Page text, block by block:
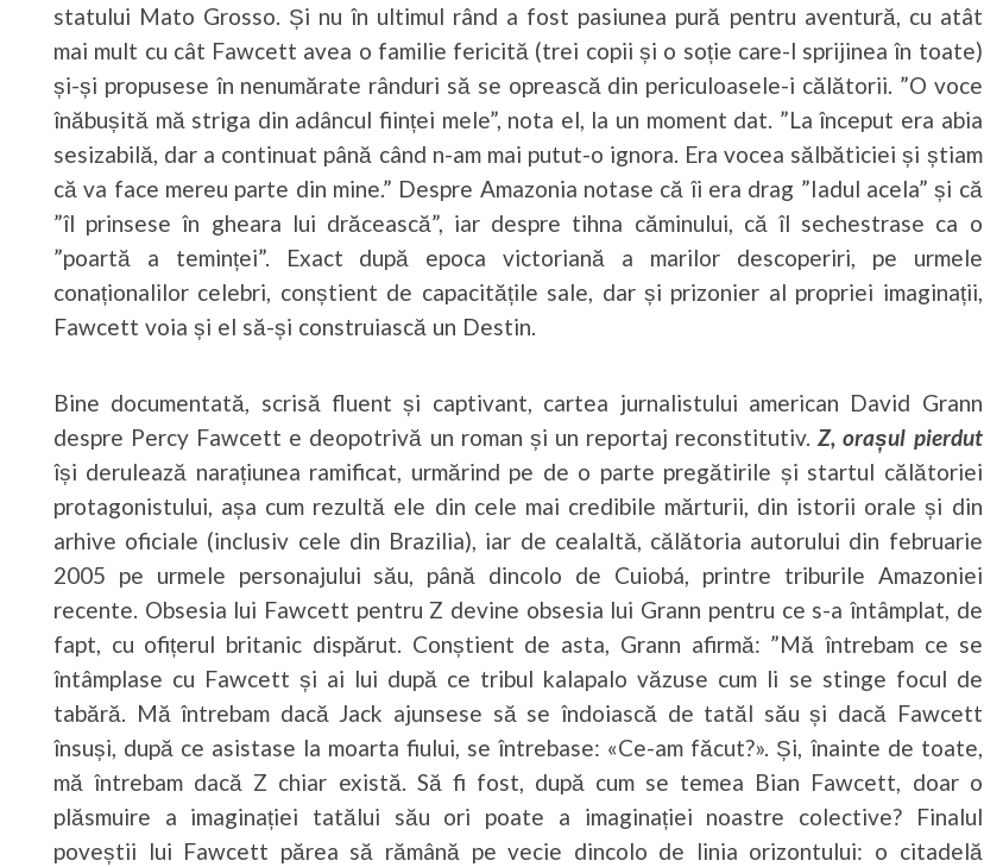
statului Mato Grosso. Și nu în ultimul rând a fost pasiunea pură pentru aventură, cu atât
mai mult cu cât Fawcett avea o familie fericită (trei copii și o soție care-l sprijinea în toate)
și-și propusese în nenumărate rânduri să se oprească din periculoasele-i călătorii. ”O voce
înăbușită mă striga din adâncul ființei mele”, nota el, la un moment dat. ”La început era abia
sesizabilă, dar a continuat până când n-am mai putut-o ignora. Era vocea sălbăticiei și știam
că va face mereu parte din mine.” Despre Amazonia notase că îi era drag ”Iadul acela” și că
”îl prinsese în gheara lui drăcească”, iar despre tihna căminului, că îl sechestrase ca o
”poartă a teminței”. Exact după epoca victoriană a marilor descoperiri, pe urmele
conaționalilor celebri, conștient de capacitățile sale, dar și prizonier al propriei imaginații,
Fawcett voia și el să-și construiască un Destin.
Bine documentată, scrisă fluent și captivant, cartea jurnalistului american David Grann
despre Percy Fawcett e deopotrivă un roman și un reportaj reconstitutiv.Z, orașul pierdut
își derulează narațiunea ramificat, urmărind pe de o parte pregătirile și startul călătoriei
protagonistului, așa cum rezultă ele din cele mai credibile mărturii, din istorii orale și din
arhive oficiale (inclusiv cele din Brazilia), iar de cealaltă, călătoria autorului din februarie
2005 pe urmele personajului său, până dincolo de Cuiobá, printre triburile Amazoniei
recente. Obsesia lui Fawcett pentru Z devine obsesia lui Grann pentru ce s-a întâmplat, de
fapt, cu ofițerul britanic dispărut. Conștient de asta, Grann afirmă: ”Mă întrebam ce se
întâmplase cu Fawcett și ai lui după ce tribul kalapalo văzuse cum li se stinge focul de
tabără. Mă întrebam dacă Jack ajunsese să se îndoiască de tatăl său și dacă Fawcett
însuși, după ce asistase la moarta fiului, se întrebase: «Ce-am făcut?». Și, înainte de toate,
mă întrebam dacă Z chiar există. Să fi fost, după cum se temea Bian Fawcett, doar o
plăsmuire a imaginației tatălui său ori poate a imaginației noastre colective? Finalul
poveștii lui Fawcett părea să rămână pe vecie dincolo de linia orizontului: o citadelă